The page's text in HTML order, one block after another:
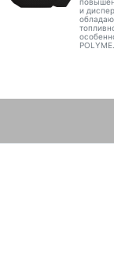
и
POLYME..